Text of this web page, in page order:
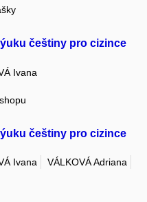
češtiny pro cizince
Ivana
češtiny pro cizince
Ivana
VÁLKOVÁ Adriana